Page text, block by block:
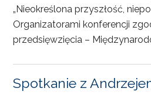
„Nieokreślona przyszłość,
Organizatorami konferencji
przedsięwzięcia –
Spotkanie z